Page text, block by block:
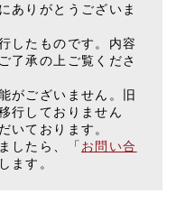
ありがとうございま
したものです。内容
了承の上ご覧くださ
がございません。旧
行しておりません
いております。
したら、「 お問い合
ます。